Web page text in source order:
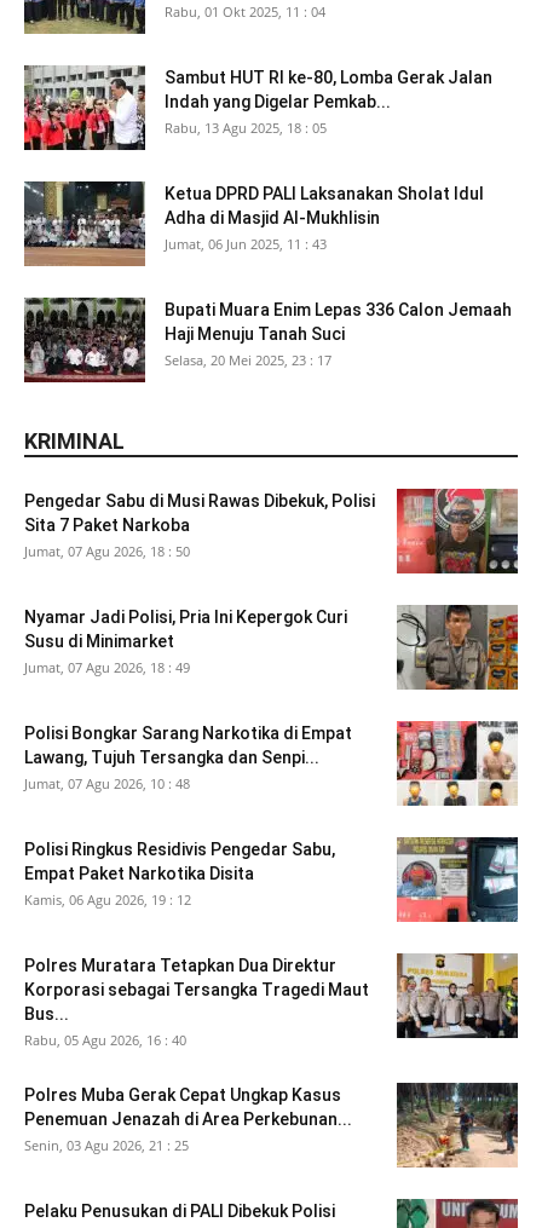
Rabu, 01 Okt 2025, 11 : 04
Sambut HUT RI ke-80, Lomba Gerak Jalan
Indah yang Digelar Pemkab...
Rabu, 13 Agu 2025, 18 : 05
Ketua DPRD PALI Laksanakan Sholat Idul
Adha di Masjid Al-Mukhlisin
Jumat, 06 Jun 2025, 11 : 43
Bupati Muara Enim Lepas 336 Calon Jemaah
Haji Menuju Tanah Suci
Selasa, 20 Mei 2025, 23 : 17
KRIMINAL
Pengedar Sabu di Musi Rawas Dibekuk, Polisi
Sita 7 Paket Narkoba
Jumat, 07 Agu 2026, 18 : 50
Nyamar Jadi Polisi, Pria Ini Kepergok Curi
Susu di Minimarket
Jumat, 07 Agu 2026, 18 : 49
Polisi Bongkar Sarang Narkotika di Empat
Lawang, Tujuh Tersangka dan Senpi...
Jumat, 07 Agu 2026, 10 : 48
Polisi Ringkus Residivis Pengedar Sabu,
Empat Paket Narkotika Disita
Kamis, 06 Agu 2026, 19 : 12
Polres Muratara Tetapkan Dua Direktur
Korporasi sebagai Tersangka Tragedi Maut
Bus...
Rabu, 05 Agu 2026, 16 : 40
Polres Muba Gerak Cepat Ungkap Kasus
Penemuan Jenazah di Area Perkebunan...
Senin, 03 Agu 2026, 21 : 25
Pelaku Penusukan di PALI Dibekuk Polisi